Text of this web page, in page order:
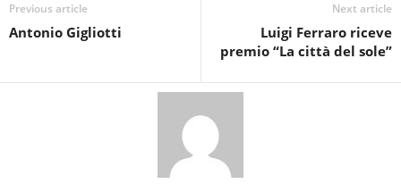
Previous article
Antonio Gigliotti
Next article
Luigi Ferraro riceve
premio “La città del sole”